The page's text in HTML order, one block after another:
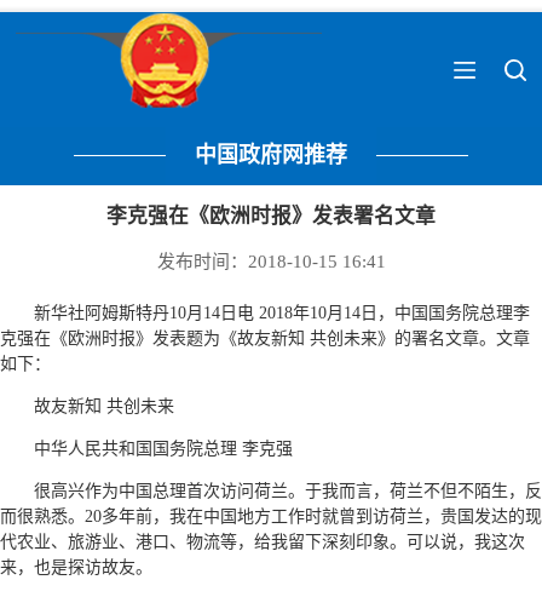
中国政府网推荐
李克强在《欧洲时报》发表署名文章
发布时间：2018-10-15 16:41
新华社阿姆斯特丹10月14日电 2018年10月14日，中国国务院总理李
克强在《欧洲时报》发表题为《故友新知 共创未来》的署名文章。文章
如下：
故友新知 共创未来
中华人民共和国国务院总理 李克强
很高兴作为中国总理首次访问荷兰。于我而言，荷兰不但不陌生，反
而很熟悉。20多年前，我在中国地方工作时就曾到访荷兰，贵国发达的现
代农业、旅游业、港口、物流等，给我留下深刻印象。可以说，我这次
来，也是探访故友。